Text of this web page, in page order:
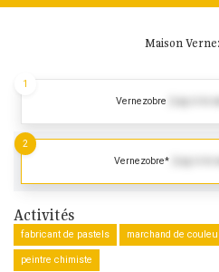
Maison
Vernezobre
1
Vernezobre*
2
Activités
fabricant de pastels marchand de
peintre chimiste